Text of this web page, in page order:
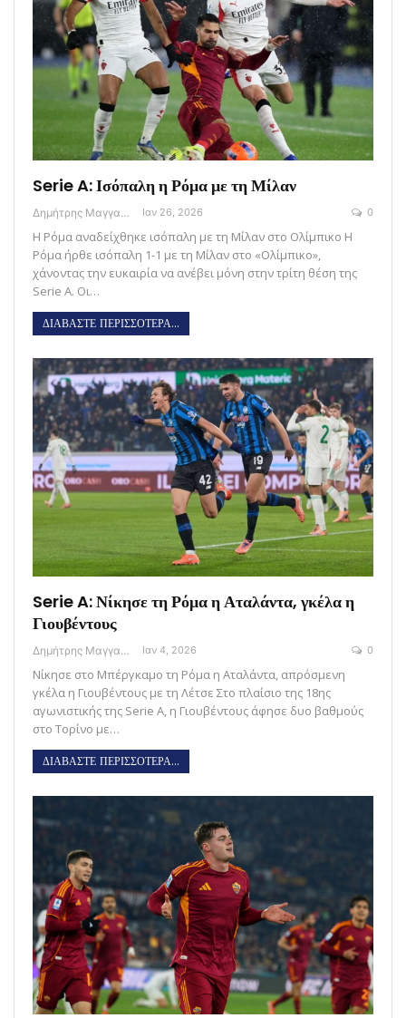
Serie A: Ισόπαλη η Ρόμα με τη Μίλαν
Δημήτρης Μαγγανάρης Ιαν 26, 2026 0
Η Ρόμα αναδείχθηκε ισόπαλη με τη Μίλαν στο Ολίμπικο Η
Ρόμα ήρθε ισόπαλη 1-1 με τη Μίλαν στο «Ολίμπικο»,
χάνοντας την ευκαιρία να ανέβει μόνη στην τρίτη θέση της
Serie A. Oι…
ΔΙΑΒΑΣΤΕ ΠΕΡΙΣΣΟΤΕΡΑ...
Serie A: Νίκησε τη Ρόμα η Αταλάντα, γκέλα η
Γιουβέντους
Δημήτρης Μαγγανάρης Ιαν 4, 2026 0
Νίκησε στο Μπέργκαμο τη Ρόμα η Αταλάντα, απρόσμενη
γκέλα η Γιουβέντους με τη Λέτσε Στο πλαίσιο της 18ης
αγωνιστικής της Serie A, η Γιουβέντους άφησε δυο βαθμούς
στο Τορίνο με…
ΔΙΑΒΑΣΤΕ ΠΕΡΙΣΣΟΤΕΡΑ...